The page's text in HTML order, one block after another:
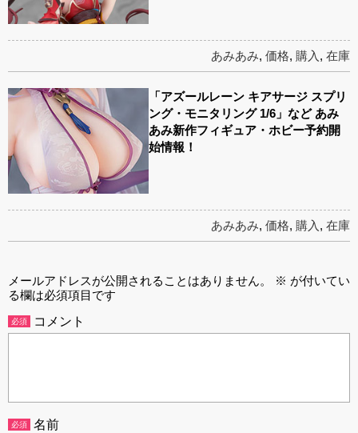
あみあみ, 価格, 購入 , 在庫
「アズールレーン キアサージ スプリ
ング・モニタリング 1/6」など あみ
あみ新作フィギュア・ホビー予約開
始情報！
あみあみ, 価格, 購入 , 在庫
メールアドレスが公開されることはありません。 ※ が付いてい
る欄は必須項目です
必須 コメント
必須 名前